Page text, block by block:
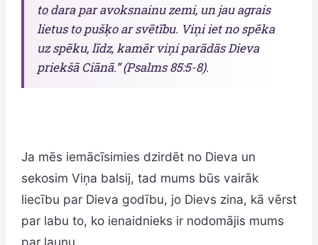
to dara par avoksnainu zemi, un jau agrais
lietus to pušķo ar svētību. Viņi iet no spēka
uz spēku, līdz, kamēr viņi parādās Dieva
priekšā Ciānā.” (Psalms 85:5-8).
Ja mēs iemācīsimies dzirdēt no Dieva un
sekosim Viņa balsij, tad mums būs vairāk
liecību par Dieva godību, jo Dievs zina, kā vērst
par labu to, ko ienaidnieks ir nodomājis mums
par ļaunu.